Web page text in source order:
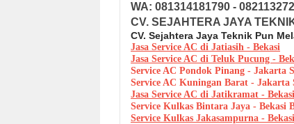
WA: 081314181790 -
CV. SEJAHTERA JAYA
CV. Sejahtera Jaya Teknik Pun
Jasa Service AC di Jatiasih - Bekasi
Jasa Service AC di Teluk Pucung -
Service AC Pondok Pinang - Jakarta
Service AC Kuningan Barat - Jakarta
Jasa Service AC di Jatikramat - Bekasi
Service Kulkas Bintara Jaya - Bekasi
Service Kulkas Jakasampurna -